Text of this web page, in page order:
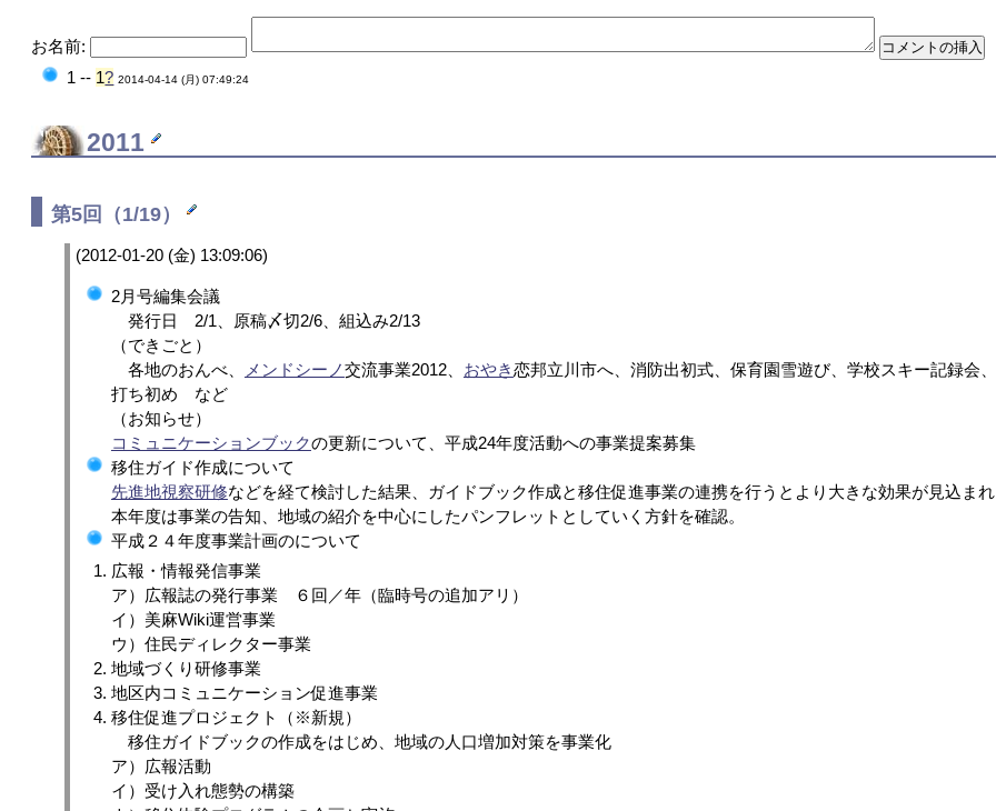
お名前:
1 -- 1? 2014-04-14 (月) 07:49:24
2011
第5回（1/19）
(2012-01-20 (金) 13:09:06)
2月号編集会議
発行日 2/1、原稿〆切2/6、組込み2/13
（できごと）
各地のおんべ、
メンドシーノ交流事業2012、 おやき恋邦立川市へ、消防出初式、保育園雪遊び、学校スキー記録会
打ち初め など
（お知らせ）
コミュニケーションブックの更新について、平成24年度活動への事業提案募集
移住ガイド作成について
先進地視察研修などを経て検討した結果、ガイドブック作成と移住促進事業の連携を行うとより大きな効果が見込まれ
本年度は事業の告知、地域の紹介を中心にしたパンフレットとしていく方針を確認。
平成２４年度事業計画のについて
広報・情報発信事業
ア）広報誌の発行事業 ６回／年（臨時号の追加アリ）
イ）美麻Wiki運営事業
ウ）住民ディレクター事業
地域づくり研修事業
地区内コミュニケーション促進事業
移住促進プロジェクト（※新規）
移住ガイドブックの作成をはじめ、地域の人口増加対策を事業化
ア）広報活動
イ）受け入れ態勢の構築